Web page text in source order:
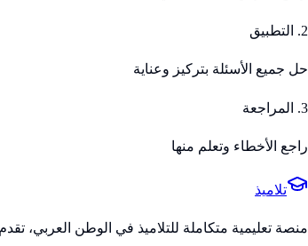
2. التطبيق
حل جميع الأسئلة بتركيز وعناية
3. المراجعة
راجع الأخطاء وتعلم منها
تلاميذ
منصة تعليمية متكاملة للتلاميذ في الوطن العربي،